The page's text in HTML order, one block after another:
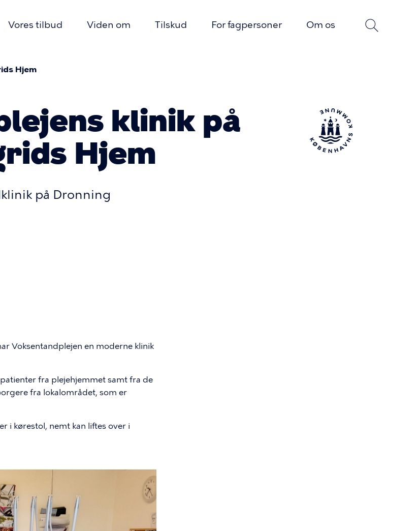
Vores tilbud Viden om Tilskud For fagpersoner Om os
Hjem
klinik på
Hjem
på Dronning
Voksentandplejen en moderne klinik
fra plejehjemmet samt fra de
fra lokalområdet, som er
i kørestol, nemt kan liftes over i